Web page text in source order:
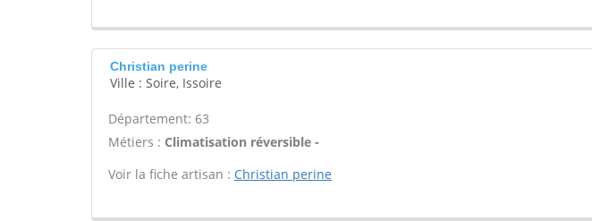
Christian perine
Ville : Soire, Issoire
Département: 63
Métiers : Climatisation réversible -
Voir la fiche artisan : Christian perine